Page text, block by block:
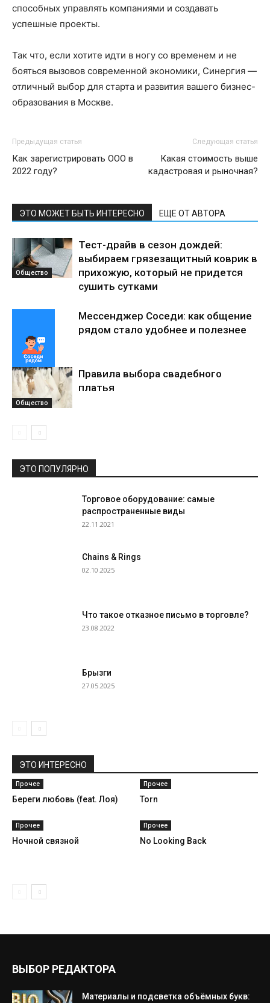
способных управлять компаниями и создавать
успешные проекты.
Так что, если хотите идти в ногу со временем и не
бояться вызовов современной экономики, Синергия —
отличный выбор для старта и развития вашего бизнес-
образования в Москве.
Предыдущая статья
Как зарегистрировать ООО в
2022 году?
Следующая статья
Какая стоимость выше
кадастровая и рыночная?
ЭТО МОЖЕТ БЫТЬ ИНТЕРЕСНО ЕЩЕ ОТ АВТОРА
Общество
Тест-драйв в сезон дождей:
выбираем грязезащитный коврик в
прихожую, который не придется
сушить сутками
Общество
Мессенджер Соседи: как общение
рядом стало удобнее и полезнее
Общество
Правила выбора свадебного
платья
ЭТО ПОПУЛЯРНО
Торговое оборудование: самые
распространенные виды
22.11.2021
Chains & Rings
02.10.2025
Что такое отказное письмо в торговле?
23.08.2022
Брызги
27.05.2025
ЭТО ИНТЕРЕСНО
Прочее
Береги любовь (feat. Лоя)
Прочее
Torn
Прочее
Ночной связной
Прочее
No Looking Back
ВЫБОР РЕДАКТОРА
Материалы и подсветка объёмных букв: